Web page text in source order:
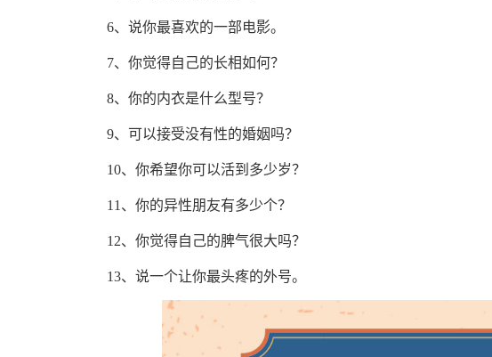
6、说你最喜欢的一部电影。
7、你觉得自己的长相如何？
8、你的内衣是什么型号？
9、可以接受没有性的婚姻吗？
10、你希望你可以活到多少岁？
11、你的异性朋友有多少个？
12、你觉得自己的脾气很大吗？
13、说一个让你最头疼的外号。